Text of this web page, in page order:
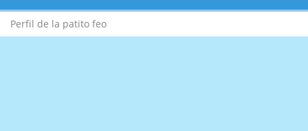
Perfil de la patito feo